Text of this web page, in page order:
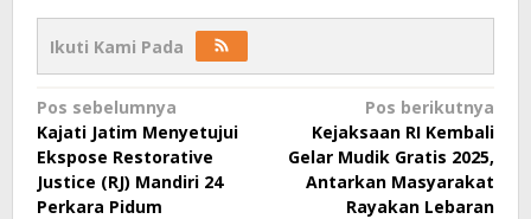
Ikuti Kami Pada
Navigasi
pos
Pos sebelumnya
Kajati Jatim Menyetujui
Ekspose Restorative
Justice (RJ) Mandiri 24
Perkara Pidum
Pos berikutnya
Kejaksaan RI Kembali
Gelar Mudik Gratis 2025,
Antarkan Masyarakat
Rayakan Lebaran